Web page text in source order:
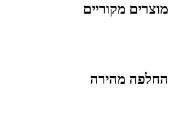
מוצרים מקוריים
החלפה מהירה